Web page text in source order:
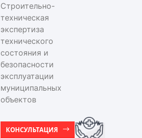
Строительно-
техническая
экспертиза
технического
состояния и
безопасности
эксплуатации
муниципальных
объектов
КОНСУЛЬТАЦИЯ